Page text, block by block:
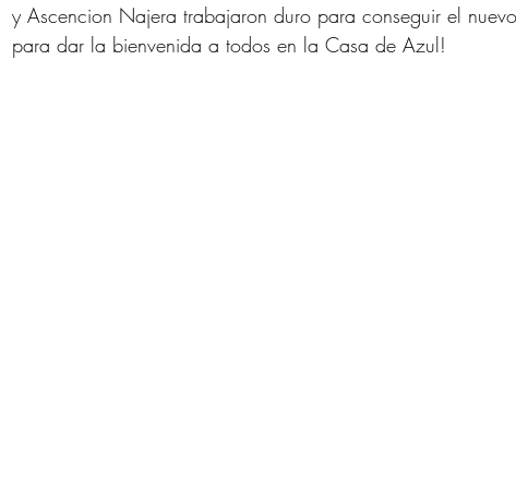
y Ascencion Najera trabajaron duro para conseguir el
para dar la bienvenida a todos en la Casa de Azul!